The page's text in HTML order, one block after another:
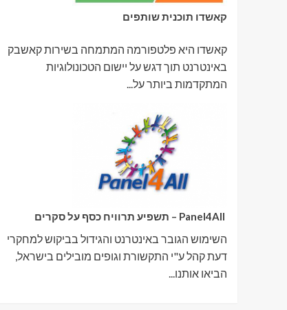
קאשדו תוכנית שותפים
קאשדו היא פלטפורמה המתמחה בשירות קאשבק
באינטרנט תוך דגש על יישום הטכונולוגיות
המתקדמות ביותר על...
השימוש הגובר באינטרנט והגידול בביקוש למחקרי
דעת קהל ע"י התקשורת וגופים מובילים בישראל,
הביאו אותנו...